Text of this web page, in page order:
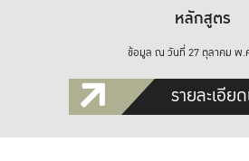
หลักสูตร
ข้อมูล ณ วันที่ 27 ตุลาคม พ.
รายละเอีย